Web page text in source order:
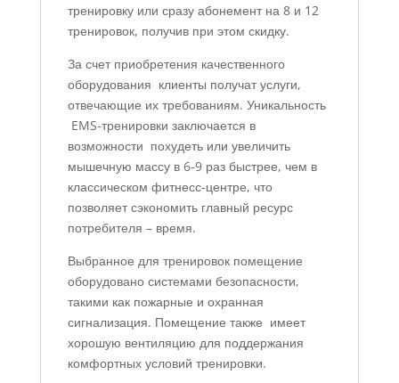
тренировку или сразу абонемент на 8 и 12
тренировок, получив при этом скидку.
За счет приобретения качественного
оборудования клиенты получат услуги,
отвечающие их требованиям. Уникальность
EMS-тренировки заключается в
возможности похудеть или увеличить
мышечную массу в 6-9 раз быстрее, чем в
классическом фитнесс-центре, что
позволяет сэкономить главный ресурс
потребителя – время.
Выбранное для тренировок помещение
оборудовано системами безопасности,
такими как пожарные и охранная
сигнализация. Помещение также имеет
хорошую вентиляцию для поддержания
комфортных условий тренировки.